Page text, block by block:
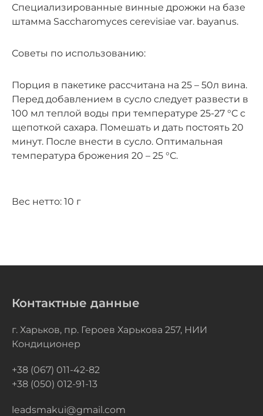
Специализированные винные дрожжи на базе
штамма Saccharomyces cerevisiae var. bayanus.
Советы по использованию:
Порция в пакетике рассчитана на 25 – 50л вина.
Перед добавлением в сусло следует развести в
100 мл теплой воды при температуре 25-27 °С с
щепоткой сахара. Помешать и дать постоять 20
минут. После внести в сусло. Оптимальная
температура брожения 20 – 25 °С.
Вес нетто: 10 г
Контактные данные
г. Харьков, пр. Героев Харькова 257, НИИ
Кондиционер
+38 (067) 011-42-82
+38 (050) 012-91-13
leadsmakui@gmail.com